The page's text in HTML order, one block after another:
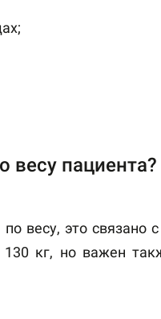
весу пациента?
весу, это связано
кг, но важен